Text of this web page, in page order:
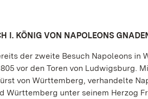
I. KÖNIG VON NAPOLEONS
der zweite Besuch Napoleons in
vor den Toren von Ludwigsburg.
von Württemberg, verhandelte
Württemberg unter seinem Herzog